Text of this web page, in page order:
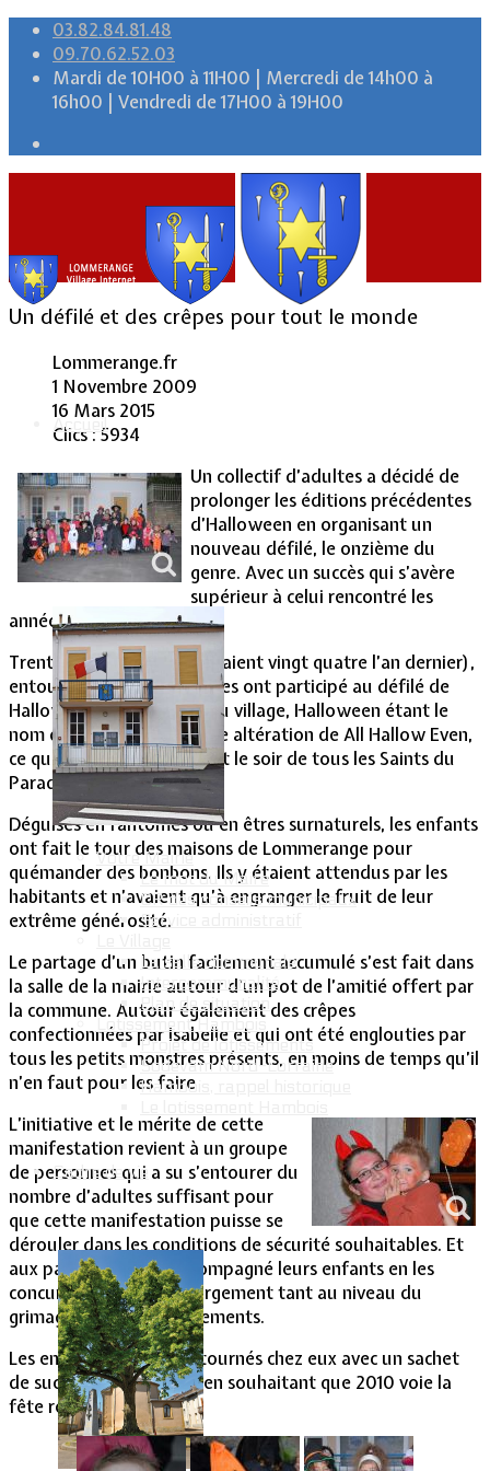
03.82.84.81.48
09.70.62.52.03
Mardi de 10H00 à 11H00 | Mercredi de 14h00 à
16h00 | Vendredi de 17H00 à 19H00
Accueil
Vie Municipale
Votre Mairie
Le mot du Maire
CR des conseils municipaux
Service administratif
La salle communale
Intercommunalité
Plan de situation
Lotissement Hambois
Projet de lotissements
Sodevam Nord-Lorraine
Hambois, rappel historique
Cadre de vie
Un défilé et des crêpes pour tout le monde
Lommerange.fr
1 Novembre 2009
16 Mars 2015
Clics : 5934
Un collectif d’adultes a décidé de
prolonger les éditions précédentes
d’Halloween en organisant un
nouveau défilé, le onzième du
genre. Avec un succès qui s’avère
supérieur à celui rencontré les
années précédentes.
Trente trois enfants (ils étaient vingt quatre l’an dernier),
entourés d’autant d’adultes ont participé au défilé de
Halloween dans les rues du village, Halloween étant le
nom d’une fête qui est une altération de All Hallow Even,
ce qui signifie littéralement le soir de tous les Saints du
Paradis.
Déguisés en fantômes ou en êtres surnaturels, les enfants
ont fait le tour des maisons de Lommerange pour
quémander des bonbons. Ils y étaient attendus par les
habitants et n’avaient qu’à engranger le fruit de leur
extrême générosité.
Le partage d’un butin facilement accumulé s’est fait dans
la salle de la mairie autour d’un pot de l’amitié offert par
la commune. Autour également des crêpes
confectionnées par Isabelle et qui ont été englouties par
tous les petits monstres présents, en moins de temps qu’il
n’en faut pour les faire
L’initiative et le mérite de cette
manifestation revient à un groupe
de personnes qui a su s’entourer du
nombre d’adultes suffisant pour
que cette manifestation puisse se
dérouler dans les conditions de sécurité souhaitables. Et
aux parents qui ont accompagné leurs enfants en les
concurrençant parfois largement tant au niveau du
grimage que des déguisements.
Les enfants s’en sont retournés chez eux avec un sachet
de sucreries bien rempli en souhaitant que 2010 voie la
fête reconduite.